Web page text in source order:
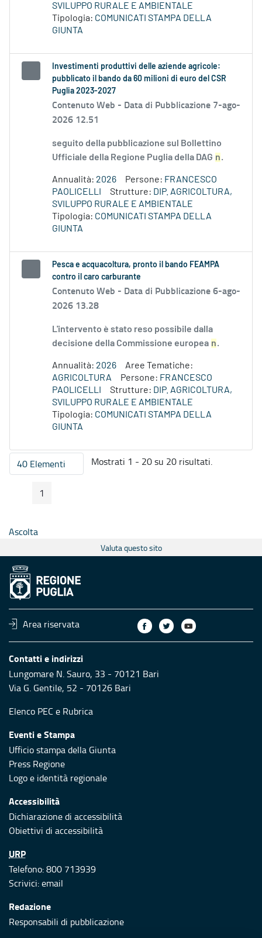
SVILUPPO RURALE E AMBIENTALE
Tipologia: COMUNICATI STAMPA DELLA
GIUNTA
Investimenti produttivi delle aziende agricole:
pubblicato il bando da 60 milioni di euro del CSR
Puglia 2023-2027
Contenuto Web - Data di Pubblicazione 7-ago-
2026 12.51
seguito della pubblicazione sul Bollettino
Ufficiale della Regione Puglia della DAG n.
Annualità: 2026 Persone: FRANCESCO
PAOLICELLI
Strutture: DIP. AGRICOLTURA,
SVILUPPO RURALE E AMBIENTALE
Tipologia: COMUNICATI STAMPA DELLA
GIUNTA
Pesca e acquacoltura, pronto il bando FEAMPA
contro il caro carburante
Contenuto Web - Data di Pubblicazione 6-ago-
2026 13.28
L'intervento è stato reso possibile dalla
decisione della Commissione europea n.
Annualità: 2026
Aree Tematiche:
AGRICOLTURA
Persone: FRANCESCO
PAOLICELLI
Strutture: DIP. AGRICOLTURA,
SVILUPPO RURALE E AMBIENTALE
Tipologia: COMUNICATI STAMPA DELLA
GIUNTA
40 ElementiPer pagina
Mostrati 1 - 20 su 20 risultati.
Pagina Precedente
Pagina
1
Ascolta
Valuta questo sito
Area riservata
Contatti e indirizzi
Lungomare N. Sauro, 33 - 70121 Bari
Via G. Gentile, 52 - 70126 Bari
Elenco PEC e Rubrica
Eventi e Stampa
Ufficio stampa della Giunta
Press Regione
Logo e identità regionale
Accessibilità
Dichiarazione di accessibilità
Obiettivi di accessibilità
URP
Telefono: 800 713939
Scrivici:email
Redazione
Responsabili di pubblicazione